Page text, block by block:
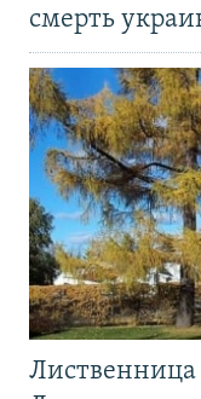
смерть
Лиственница